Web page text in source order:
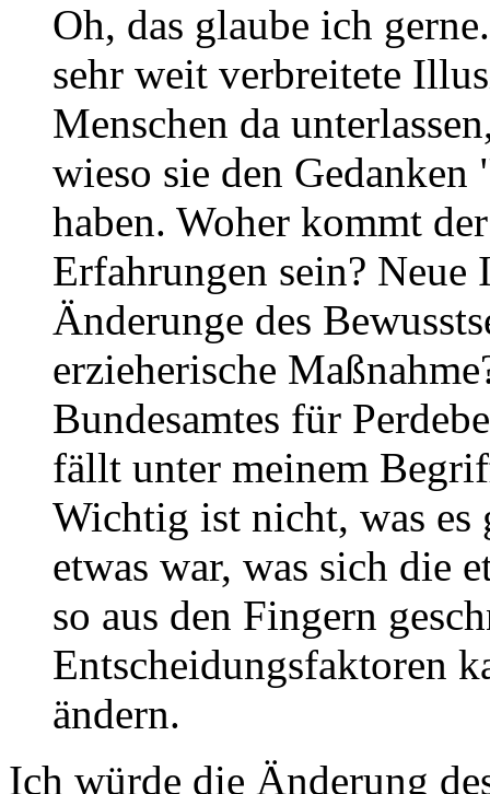
Oh, das glaube ich
sehr weit verbreitete
Menschen da
wieso sie den
haben. Woher kommt
Erfahrungen sein?
Änderunge des
erzieherische
Bundesamtes für
fällt unter meinem
Wichtig ist nicht, was es
etwas war, was sich die
so aus den Fingern
Entscheidungsfaktoren
ändern.
Ich würde die Änderung